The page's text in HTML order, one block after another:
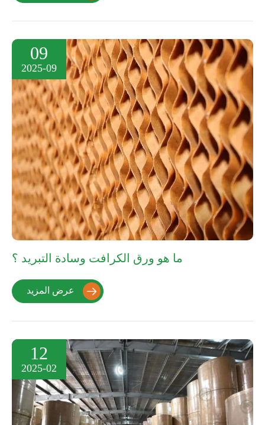
09
2025-09
ما هو ورق الكرافت وسادة التبريد ؟

12
2025-02